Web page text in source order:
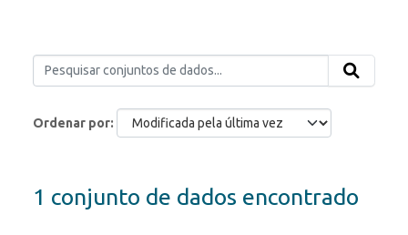
Ordenar por
1 conjunto de dados encontrado